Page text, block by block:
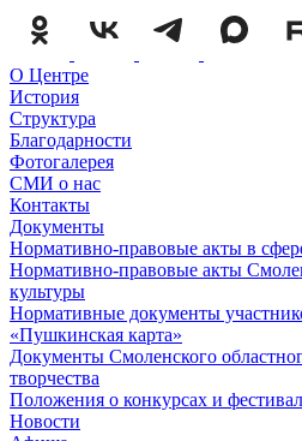
О Центре
История
Структура
Благодарности
Фотогалерея
СМИ о нас
Контакты
Документы
Нормативно-правовые акты в
Нормативно-правовые акты
культуры
Нормативные документы
«Пушкинская карта»
Документы Смоленского
творчества
Положения о конкурсах и
Новости